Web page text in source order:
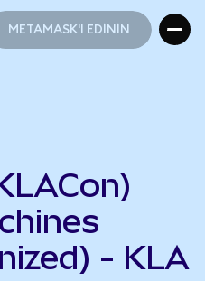
METAMASK'I EDİNİN
- KLA